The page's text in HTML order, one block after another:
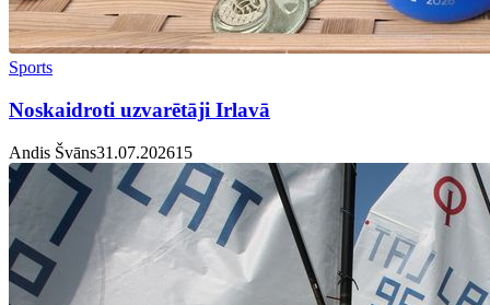
Sports
Noskaidroti uzvarētāji Irlavā
Andis Švāns31.07.20261 5